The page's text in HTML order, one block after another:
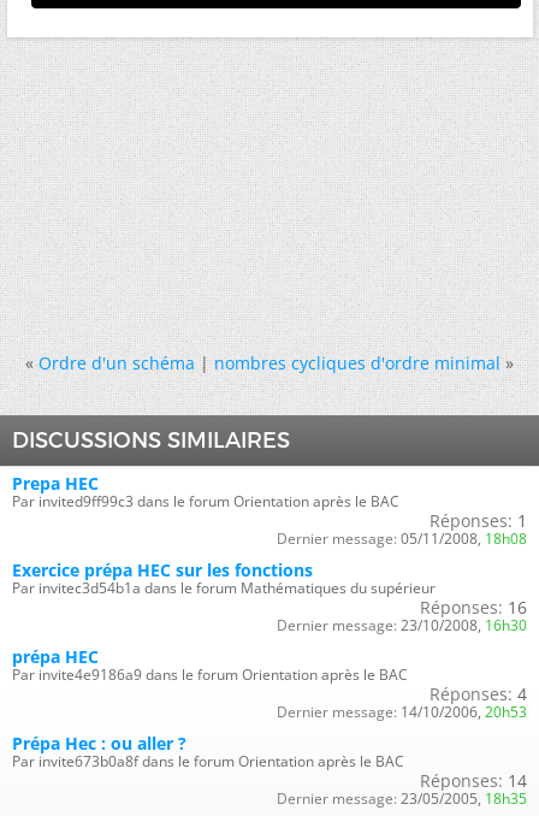
« Ordre d'un schéma|nombres cycliques d'ordre minimal »
DISCUSSIONS SIMILAIRES
Prepa HEC
Par invited9ff99c3 dans le forum Orientation après le BAC
Réponses: 1
Dernier message: 05/11/2008, 18h08
Exercice prépa HEC sur les fonctions
Par invitec3d54b1a dans le forum Mathématiques du supérieur
Réponses: 16
Dernier message: 23/10/2008, 16h30
prépa HEC
Par invite4e9186a9 dans le forum Orientation après le BAC
Réponses: 4
Dernier message: 14/10/2006, 20h53
Prépa Hec : ou aller ?
Par invite673b0a8f dans le forum Orientation après le BAC
Réponses: 14
Dernier message: 23/05/2005, 18h35